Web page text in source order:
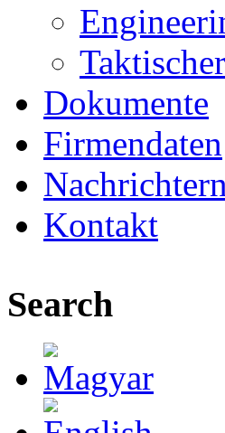
Dokumente
Firmendaten
Nachrichtern
Kontakt
Search